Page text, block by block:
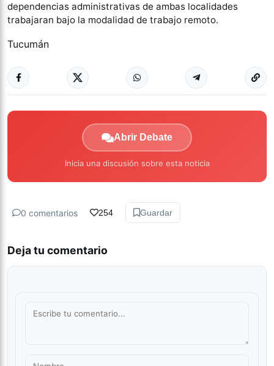
dependencias administrativas de ambas localidades
trabajaran bajo la modalidad de trabajo remoto.
Tucumán
Abrir Debate
Inicia una discusión sobre esta noticia
0 comentarios 254 Guardar
Deja tu comentario